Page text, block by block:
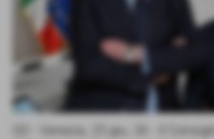
GD - Venezia, 25 giu. 26 - Il